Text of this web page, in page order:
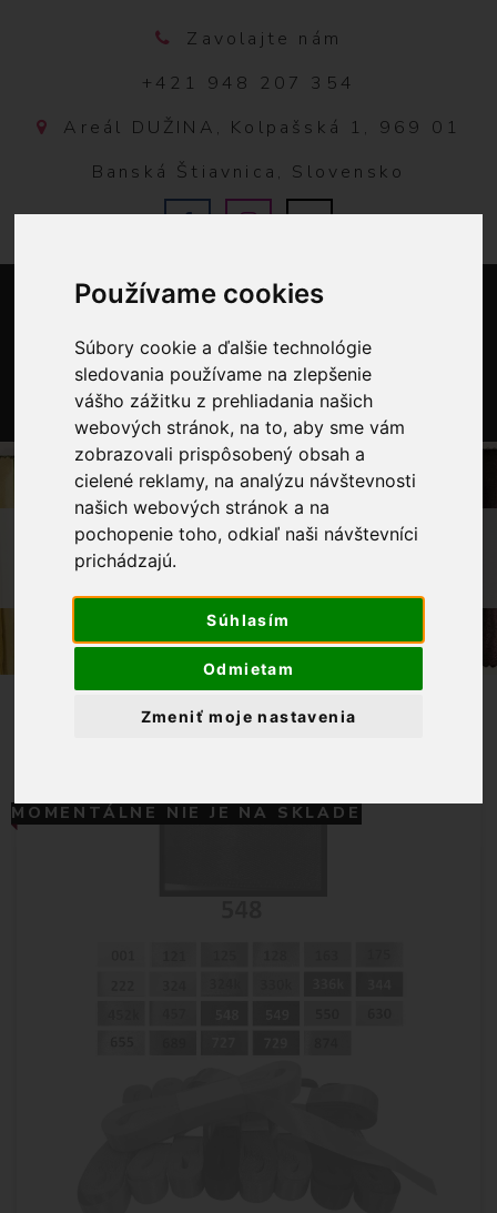
Používame cookies
Súbory cookie a ďalšie technológie
sledovania používame na zlepšenie
vášho zážitku z prehliadania našich
webových stránok, na to, aby sme vám
zobrazovali prispôsobený obsah a
cielené reklamy, na analýzu návštevnosti
našich webových stránok a na
pochopenie toho, odkiaľ naši návštevníci
prichádzajú.
Súhlasím
Odmietam
Zmeniť moje nastavenia
Zavolajte nám
+421 948 207 354
Areál DUŽINA, Kolpašská 1, 969 01
Banská Štiavnica, Slovensko
0
OBCHOD GALANTÉRIA
STUHY
STUHA ATLASOVÁ OBOJSTRANNÁ
MOMENTÁLNE NIE JE NA SKLADE